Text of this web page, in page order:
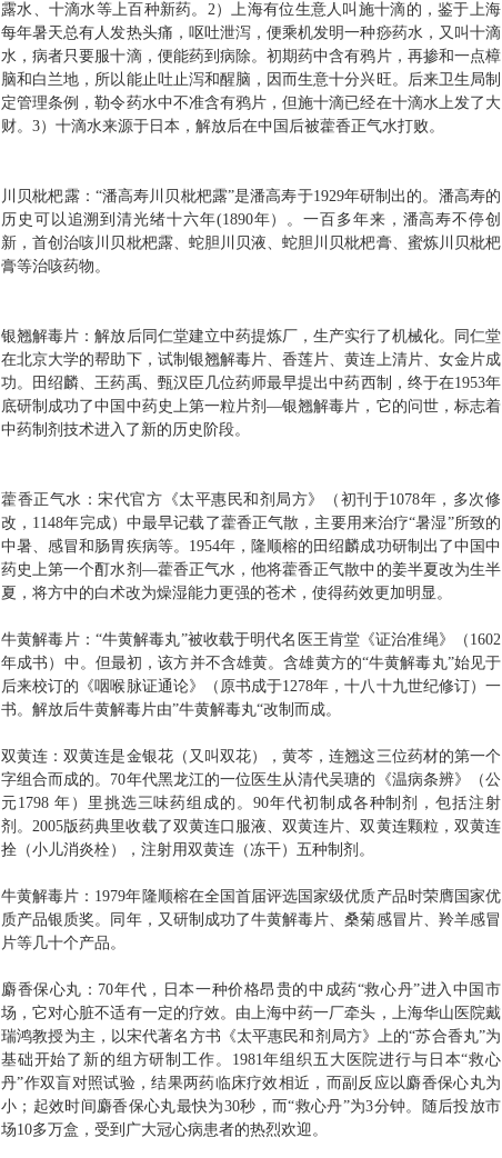
露水、十滴水等上百种新药。 2）上海有位生意人叫施十滴的，鉴于上海
每年暑天总有人发热头痛，呕吐泄泻，便乘机发明一种痧药水，又叫十滴
水，病者只要服十滴，便能药到病除。初期药中含有鸦片，再掺和一点樟
脑和白兰地，所以能止吐止泻和醒脑，因而生意十分兴旺。后来卫生局制
定管理条例，勒令药水中不准含有鸦片，但施十滴已经在十滴水上发了大
财。 3）十滴水来源于日本，解放后在中国后被藿香正气水打败。
川贝枇杷露：“潘高寿川贝枇杷露”是潘高寿于1929年研制出的。潘高寿的
历史可以追溯到清光绪十六年(1890年）。一百多年来，潘高寿不停创
新，首创治咳川贝枇杷露、蛇胆川贝液、蛇胆川贝枇杷膏、蜜炼川贝枇杷
膏等治咳药物。
银翘解毒片：解放后同仁堂建立中药提炼厂，生产实行了机械化。同仁堂
在北京大学的帮助下，试制银翘解毒片、香莲片、黄连上清片、女金片成
功。田绍麟、王药禹、甄汉臣几位药师最早提出中药西制，终于在1953年
底研制成功了中国中药史上第一粒片剂—银翘解毒片，它的问世，标志着
中药制剂技术进入了新的历史阶段。
藿香正气水：宋代官方《太平惠民和剂局方》（初刊于1078年，多次修
改， 1148年完成）中最早记载了藿香正气散，主要用来治疗“暑湿”所致的
中暑、感冒和肠胃疾病等。 1954年，隆顺榕的田绍麟成功研制出了中国中
药史上第一个酊水剂—藿香正气水，他将藿香正气散中的姜半夏改为生半
夏，将方中的白术改为燥湿能力更强的苍术，使得药效更加明显。
牛黄解毒片：“牛黄解毒丸”被收载于明代名医王肯堂《证治准绳》（ 1602
年成书）中。但最初，该方并不含雄黄。含雄黄方的“牛黄解毒丸”始见于
后来校订的《咽喉脉证通论》（原书成于1278年，十八十九世纪修订）一
书。解放后牛黄解毒片由”牛黄解毒丸“改制而成。
双黄连：双黄连是金银花（又叫双花），黄芩，连翘这三位药材的第一个
字组合而成的。 70年代黑龙江的一位医生从清代吴瑭的《温病条辨》（公
元1798 年）里挑选三味药组成的。90年代初制成各种制剂，包括注射
剂。2005版药典里收载了双黄连口服液、双黄连片、双黄连颗粒，双黄连
拴（小儿消炎栓），注射用双黄连（冻干）五种制剂。
牛黄解毒片： 1979年隆顺榕在全国首届评选国家级优质产品时荣膺国家优
质产品银质奖。同年，又研制成功了牛黄解毒片、桑菊感冒片、羚羊感冒
片等几十个产品。
麝香保心丸： 70年代，日本一种价格昂贵的中成药“救心丹”进入中国市
场，它对心脏不适有一定的疗效。由上海中药一厂牵头，上海华山医院戴
瑞鸿教授为主，以宋代著名方书《太平惠民和剂局方》上的“苏合香丸”为
基础开始了新的组方研制工作。 1981年组织五大医院进行与日本“救心
丹”作双盲对照试验，结果两药临床疗效相近，而副反应以麝香保心丸为
小；起效时间麝香保心丸最快为30秒，而“救心丹”为3分钟。随后投放市
场10多万盒，受到广大冠心病患者的热烈欢迎。